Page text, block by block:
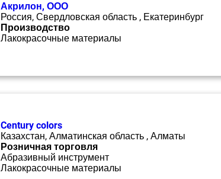
Акрилон, ООО
Россия, Свердловская область , Екатеринбург
Производство
Лакокрасочные материалы
Century colors
Казахстан, Алматинская область , Алматы
Розничная торговля
Абразивный инструмент
Лакокрасочные материалы